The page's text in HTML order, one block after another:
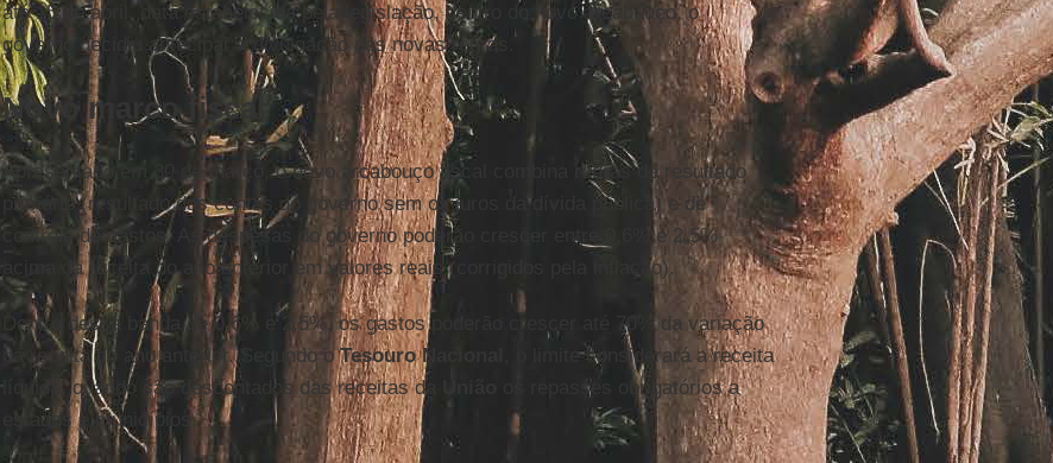
até 15 de abril, data estabelecida pela legislação, dentro do novo arcabouço, o
governo decidiu antecipar a divulgação das novas regras.
Novo marco fiscal
Apresentado em 30 de março, o novo arcabouço fiscal combina regras de resultado
primário (resultado das contas do governo sem os juros da dívida pública) e de
controle de gastos. As despesas do governo poderão crescer entre 0,6% e 2,5%
acima da receita do ano anterior em valores reais (corrigidos pela inflação).
Dentro dessa banda de 0,6% e 2,5%, os gastos poderão crescer até 70% da variação
da receita do ano anterior. Segundo oTesouro Nacional
, o limite considerará a receita
líquida, quando são descontados das receitas da
os repasses obrigatórios a
estados e municípios.